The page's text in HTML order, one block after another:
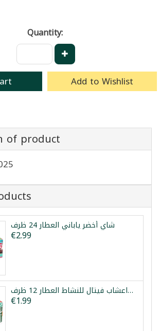
Quantity:
Add to Wishlist
of product
شاي أخضر ياباني العطار 24 ظرف
€2.99
خلطة اعشاب فيتال للنشاط العطار 12 ظرف
€1.99